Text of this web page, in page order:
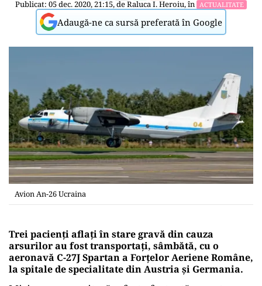
Publicat: 05 dec. 2020, 21:15, deRaluca I. Heroiu, în ACTUALITATE
Adaugă-ne ca sursă preferată în Google
Avion An-26 Ucraina
Trei pacienți aflați în stare gravă din cauza
arsurilor au fost transportați, sâmbătă, cu o
aeronavă C-27J Spartan a Forţelor Aeriene Române,
la spitale de specialitate din Austria și Germania.